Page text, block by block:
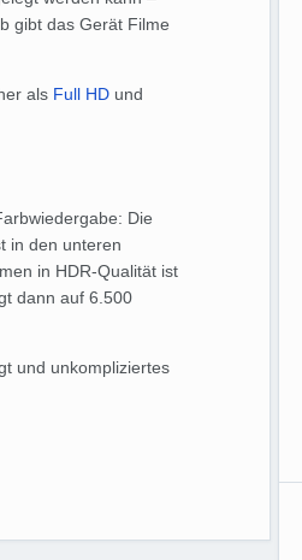
gibt das Gerät Filme
als Full HD und
Die
in den unteren
in HDR-Qualität ist
dann auf 6.500
und unkompliziertes